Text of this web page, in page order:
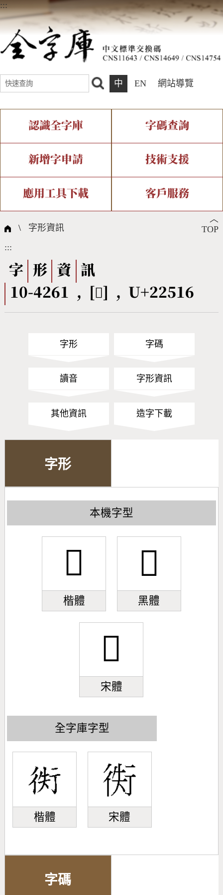
:::
中 EN 網站導覽
認識全字庫
全字庫介紹 全字庫現況
中文碼介紹 專有名詞介紹
國際字碼相關組織
字碼查詢
IDS查詢 部件查詢
複合查詢 注音查詢
筆畫查詢
筆順序查詢
CNS查詢 Unicode查詢
新增字申請
新字申請處理流程
技術支援
字形即時顯示 造字解決方案
全字庫授權 轉碼Web Service
應用工具下載
個人電腦造字處理工具
字形下載
客戶服務
問題集
熱門查詢統計
︿
TOP
\ 字形資訊
:::
字 形 資
訊
10-4261 , [𢔖] , U+22516
字形 字碼
讀音 字形資訊
其他資訊 造字下載
字形
本機字型
𢔖
楷體
𢔖
黑體
𢔖
宋體
全字庫字型
楷體 宋體
字碼